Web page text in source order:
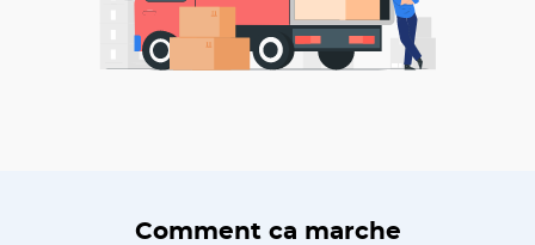
Comment ca marche